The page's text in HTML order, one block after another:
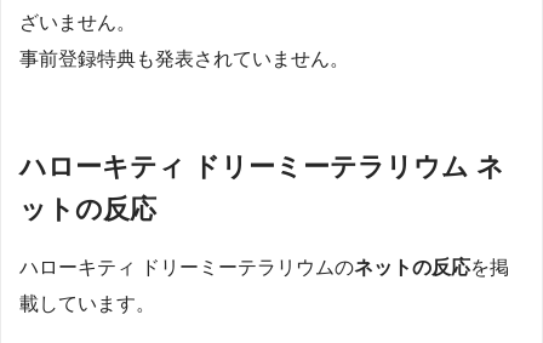
ざいません。
事前登録特典も発表されていません。
ハローキティ ドリーミーテラリウム ネ
ットの反応
ハローキティ ドリーミーテラリウムのネットの反応を掲
載しています。